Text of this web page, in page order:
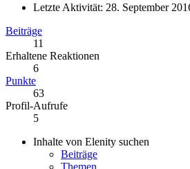
Letzte Aktivität: 28. September
Beiträge
11
Erhaltene Reaktionen
6
Punkte
63
Profil-Aufrufe
5
Inhalte von Elenity suchen
Beiträge
Themen